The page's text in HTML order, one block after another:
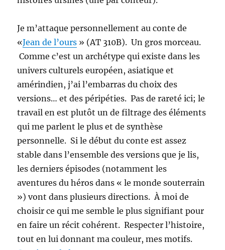
Je m’attaque personnellement au conte de
«Jean de l’ours » (AT 310B). Un gros morceau.
Comme c’est un archétype qui existe dans les
univers culturels européen, asiatique et
amérindien, j’ai l’embarras du choix des
versions… et des péripéties. Pas de rareté ici; le
travail en est plutôt un de filtrage des éléments
qui me parlent le plus et de synthèse
personnelle. Si le début du conte est assez
stable dans l’ensemble des versions que je lis,
les derniers épisodes (notamment les
aventures du héros dans « le monde souterrain
») vont dans plusieurs directions. À moi de
choisir ce qui me semble le plus signifiant pour
en faire un récit cohérent. Respecter l’histoire,
tout en lui donnant ma couleur, mes motifs.